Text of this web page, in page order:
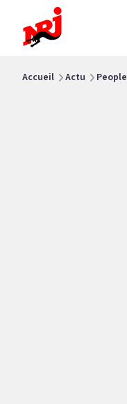
Accueil Actu People